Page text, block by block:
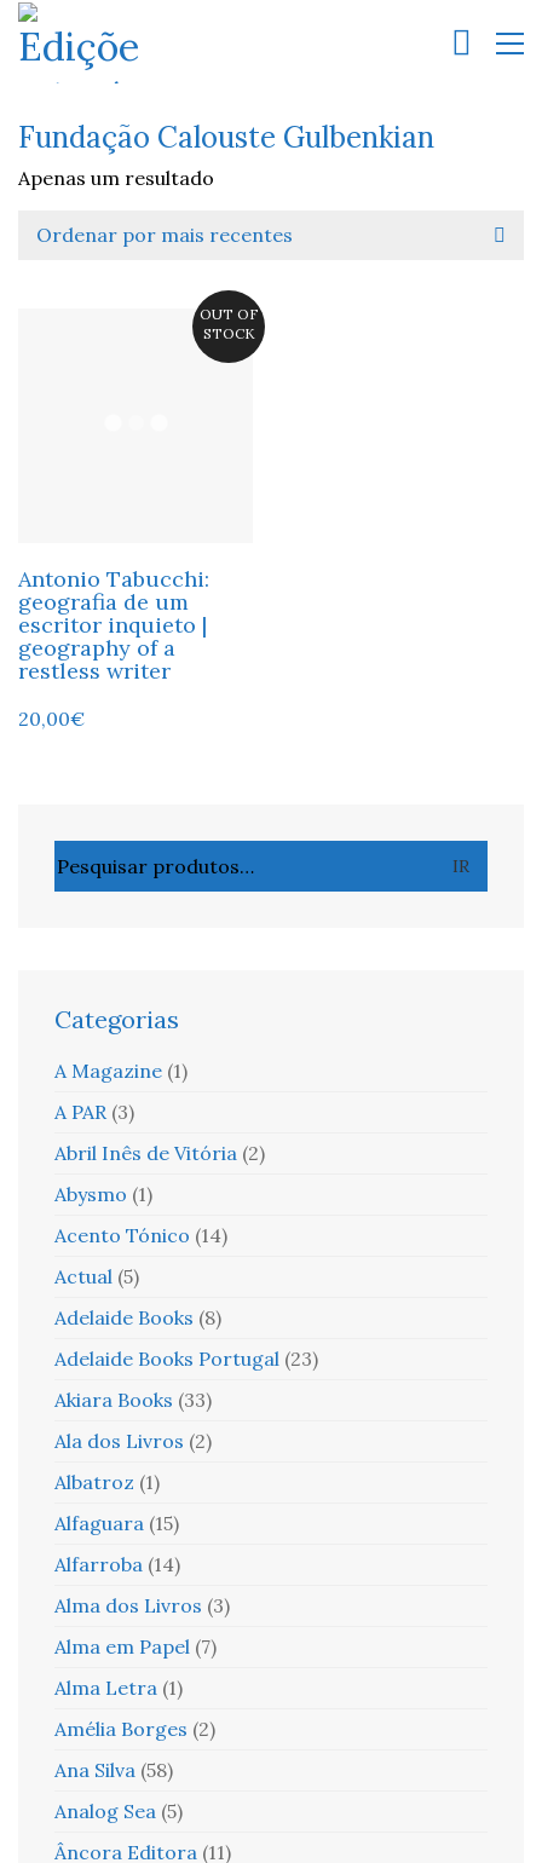
Fundação Calouste Gulbenkian
Apenas um resultado
Ordenar por mais recentes
OUT OF
STOCK
Antonio Tabucchi:
geografia de um
escritor inquieto |
geography of a
restless writer
20,00€
por:
IR
Categorias
A Magazine (1)
A PAR (3)
Abril Inês de Vitória (2)
Abysmo (1)
Acento Tónico (14)
Actual (5)
Adelaide Books (8)
Adelaide Books Portugal (23)
Akiara Books (33)
Ala dos Livros (2)
Albatroz (1)
Alfaguara (15)
Alfarroba (14)
Alma dos Livros (3)
Alma em Papel (7)
Alma Letra (1)
Amélia Borges (2)
Ana Silva (58)
Analog Sea (5)
Âncora Editora (11)